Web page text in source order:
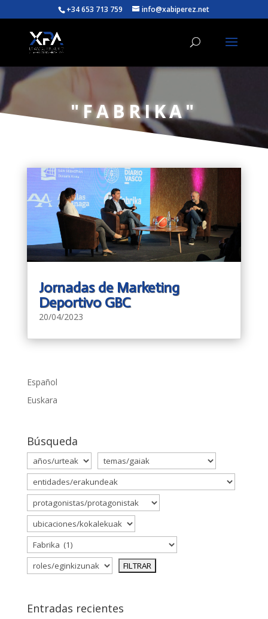
+34 653 713 759 info@xabiperez.net
"FABRIKA"
Jornadas de Marketing
Deportivo GBC
20/04/2023
Español
Euskara
Búsqueda
Entradas recientes